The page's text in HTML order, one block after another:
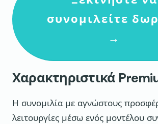
συνομιλείτε
→
Χαρακτηριστικά
Η συνομιλία με αγνώστους
λειτουργίες μέσω ενός μοντέλου